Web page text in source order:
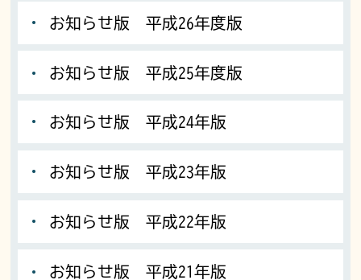
お知らせ版 平成26年度版
お知らせ版 平成25年度版
お知らせ版 平成24年版
お知らせ版 平成23年版
お知らせ版 平成22年版
お知らせ版 平成21年版